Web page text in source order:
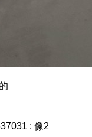
: 像2